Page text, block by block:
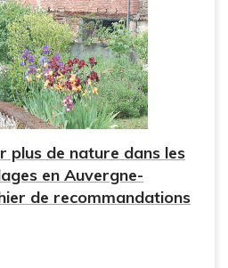
plus de nature dans les
en Auvergne-
de recommandations